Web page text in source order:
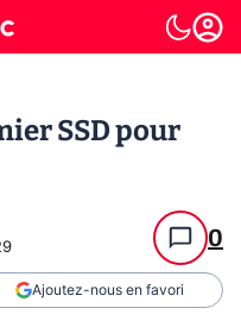
SSD pour
0
Ajoutez-nous en favori